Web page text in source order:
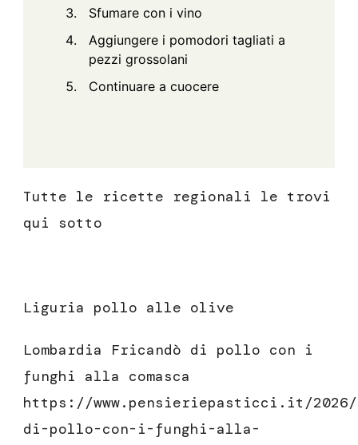
Sfumare con i vino
Aggiungere i pomodori tagliati a
pezzi grossolani
Continuare a cuocere
Tutte le ricette regionali le trovi
qui sotto
Liguria pollo alle olive
Lombardia Fricandò di pollo con i
funghi alla comasca
https://www.pensieriepasticci.it/
di-pollo-con-i-funghi-alla-